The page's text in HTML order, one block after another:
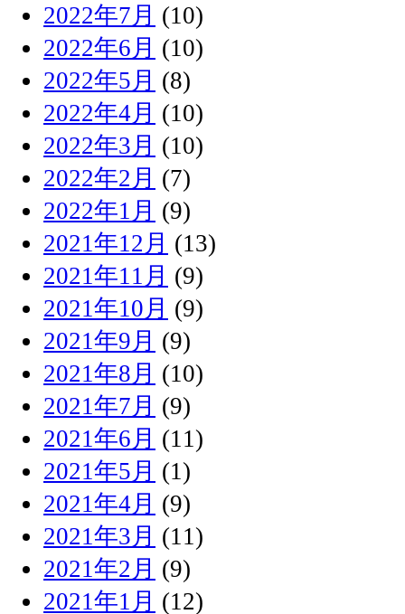
2022年7月 (10)
2022年6月 (10)
2022年5月 (8)
2022年4月 (10)
2022年3月 (10)
2022年2月 (7)
2022年1月 (9)
2021年12月 (13)
2021年11月 (9)
2021年10月 (9)
2021年9月 (9)
2021年8月 (10)
2021年7月 (9)
2021年6月 (11)
2021年5月 (1)
2021年4月 (9)
2021年3月 (11)
2021年2月 (9)
2021年1月 (12)